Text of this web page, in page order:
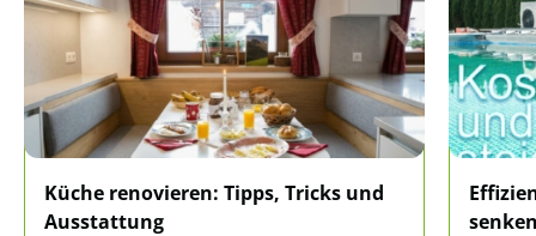
Küche renovieren: Tipps, Tricks und
Ausstattung